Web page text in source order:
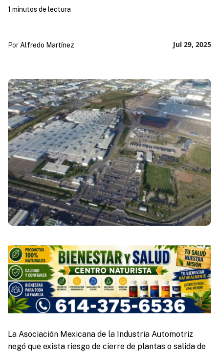
Jul 29, 2025
Por Alfredo Martínez
1 minutos de lectura
La Asociación Mexicana de la Industria Automotriz
negó que exista riesgo de cierre de plantas o salida de